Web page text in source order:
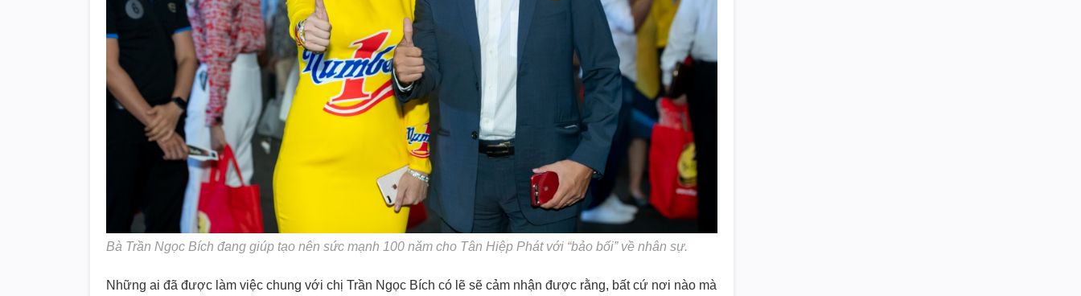
Bà Trần Ngọc Bích đang giúp tạo nên sức mạnh 100 năm cho Tân Hiệp Phát với “bảo bối” về nhân sự.
Những ai đã được làm việc chung với chị Trần Ngọc Bích có lẽ sẽ cảm nhận được rằng, bất cứ nơi nào mà